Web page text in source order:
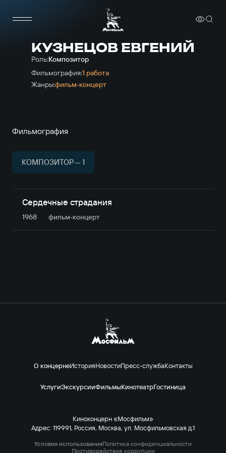
КУЗНЕЦОВ ЕВГЕНИЙ
Роль:Композитор
Фильмография:1 работа
Жанры:фильм-концерт
Фильмография
КОМПОЗИТОР — 1
Сердечные страдания
1968 фильм-концерт
О концернеИсторияНовостиПресс-службаКонтакты
УслугиЭкскурсииФильмыКинотеатрГостиница
Киноконцерн «Мосфильм»
Адрес: 119991, Россия, Москва, ул. Мосфильмовская д.1
Условия использованияПолитика конфиденциальности
Противодействие коррупции